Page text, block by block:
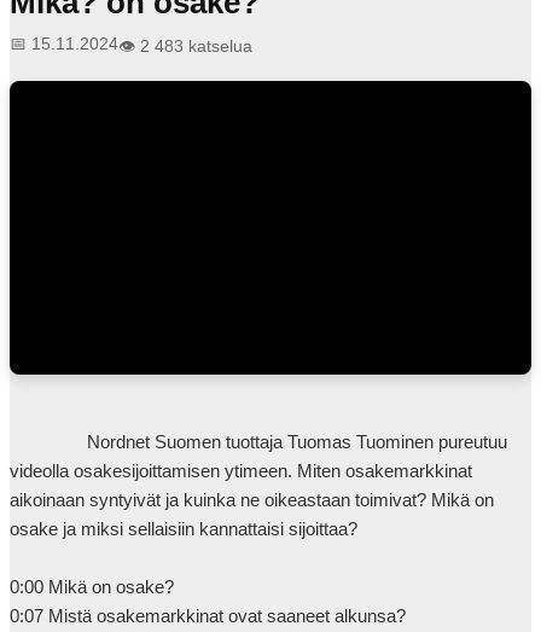
📅 15.11.2024👁️ 2 483 katselua
videolla osakesijoittamisen ytimeen. Miten osakemarkkinat
aikoinaan syntyivät ja kuinka ne oikeastaan toimivat? Mikä on
osake ja miksi sellaisiin kannattaisi sijoittaa?
0:00 Mikä on osake?
0:07 Mistä osakemarkkinat ovat saaneet alkunsa?